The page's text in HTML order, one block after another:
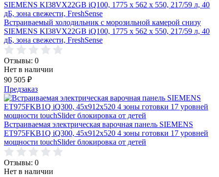
Встраиваемый холодильник с морозильной камерой снизу
SIEMENS KI38VX22GB iQ100, 1775 x 562 x 550, 217/59 л, 40
дБ, зона свежести, FreshSense
Отзывы: 0
Нет в наличии
90 505 ₽
Предзаказ
Встраиваемая электрическая варочная панель SIEMENS
ET975FKB1Q iQ300, 45x912x520 4 зоны готовки 17 уровней
мощности touchSlider блокировка от детей
Отзывы: 0
Нет в наличии